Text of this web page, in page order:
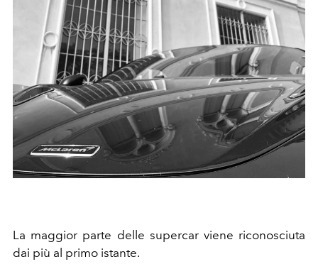
La maggior parte delle supercar viene riconosciuta
dai più al primo istante.